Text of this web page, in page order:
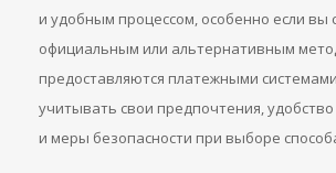
и удобным процессом, особенно если вы
официальным или альтернативным
предоставляются платежными
учитывать свои предпочтения,
и меры безопасности при выборе